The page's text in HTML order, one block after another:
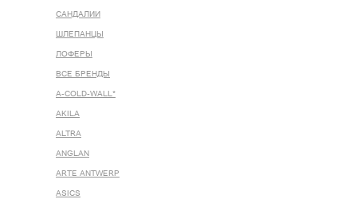
САНДАЛИИ
ШЛЕПАНЦЫ
ЛОФЕРЫ
ВСЕ БРЕНДЫ
A-COLD-WALL*
AKILA
ALTRA
ANGLAN
ARTE ANTWERP
ASICS